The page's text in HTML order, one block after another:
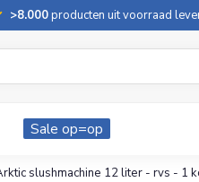
>8.000producten uit voorraad
Sale op=op
slushmachine 12 liter - rvs - 1